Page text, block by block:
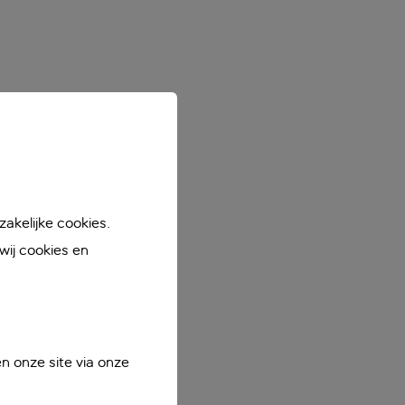
cookies.
cookies en
onze site via onze